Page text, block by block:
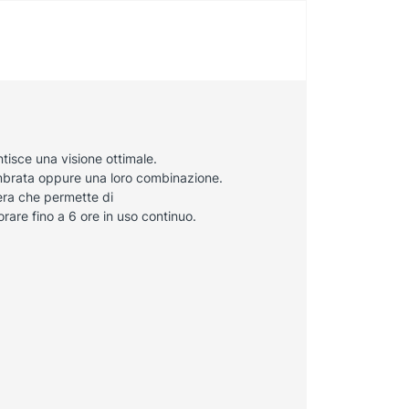
una visione ottimale.
oppure una loro combinazione.
che permette di
fino a 6 ore in uso continuo.